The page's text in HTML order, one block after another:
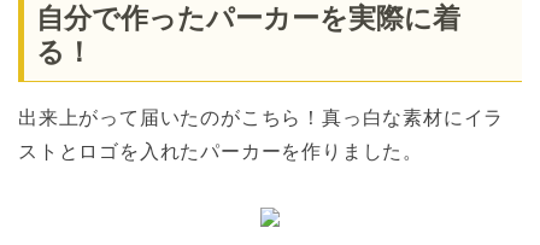
自分で作ったパーカーを実際に着
る！
出来上がって届いたのがこちら！真っ白な素材にイラ
ストとロゴを入れたパーカーを作りました。